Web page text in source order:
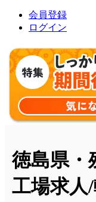
会員登録
ログイン
徳島県・
工場求人